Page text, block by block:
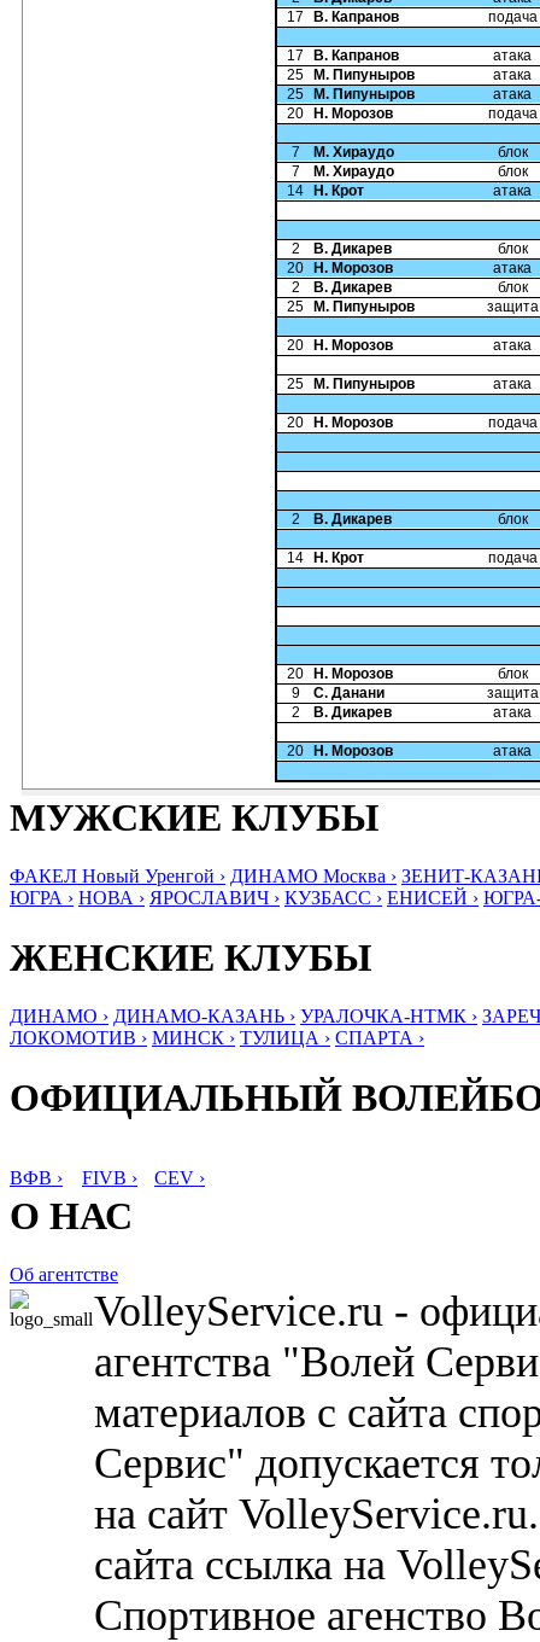
17
В. Капранов подача
17 В. Капранов
атака
25
М. Пипуныров
атака
25
М. Пипуныров
атака
20
Н. Морозов подача
7 М. Хираудо
блок
7
М. Хираудо
блок
14
Н. Крот атака
2 В. Дикарев
блок
20
Н. Морозов
атака
2
В. Дикарев
блок
25
М. Пипуныров защита
20 Н. Морозов атака
25 М. Пипуныров атака
20 Н. Морозов подача
2 В. Дикарев блок
14 Н. Крот подача
20 Н. Морозов
блок
9
С. Данани
защита
2
В. Дикарев атака
20 Н. Морозов атака
МУЖСКИЕ КЛУБЫ
ФАКЕЛ Новый Уренгой › ДИНАМО Москва › ЗЕНИТ-
ЮГРА › НОВА › ЯРОСЛАВИЧ › КУЗБАСС › ЕНИСЕЙ ›
ЖЕНСКИЕ КЛУБЫ
ДИНАМО › ДИНАМО-КАЗАНЬ › УРАЛОЧКА-НТМК ›
ЛОКОМОТИВ › МИНСК › ТУЛИЦА › СПАРТА ›
ОФИЦИАЛЬНЫЙ
ВФВ › FIVB › CEV ›
О НАС
Об агентстве
VolleyService.ru -
агентства "Волей
материалов с сайта
Сервис" допускается
на сайт
сайта ссылка на
Спортивное агенство